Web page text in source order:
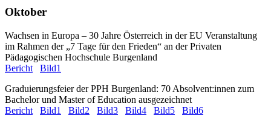
Oktober
Wachsen in Europa – 30 Jahre Österreich in der EU Veranstaltung
im Rahmen der „7 Tage für den Frieden“ an der Privaten
Pädagogischen Hochschule Burgenland
Bericht
Bild1
Graduierungsfeier der PPH Burgenland: 70 Absolvent:innen zum
Bachelor und Master of Education ausgezeichnet
Bericht
Bild1 Bild2 Bild3 Bild4 Bild5
Bild6